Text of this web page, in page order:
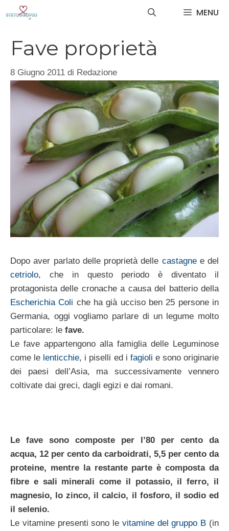
MENU
Fave proprietà
8 Giugno 2011 di Redazione
Dopo aver parlato delle proprietà delle castagnee del
cetriolo, che in questo periodo è diventato il
protagonista delle cronache a causa del batterio della
Escherichia Coli che ha già ucciso ben 25 persone in
Germania, oggi vogliamo parlare di un legume molto
particolare: le fave.
Le fave appartengono alla famiglia delle Leguminose
come le lenticchie, i piselli ed i fagioli e sono originarie
dei paesi dell’Asia, ma successivamente vennero
coltivate dai greci, dagli egizi e dai romani.
Le fave sono composte per l’80 per cento da
acqua, 12 per cento da carboidrati, 5,5 per cento da
proteine, mentre la restante parte è composta da
fibre e sali minerali come il potassio, il ferro, il
magnesio, lo zinco, il calcio, il fosforo, il sodio ed
il selenio.
Le vitamine presenti sono le vitamine del gruppo B (in